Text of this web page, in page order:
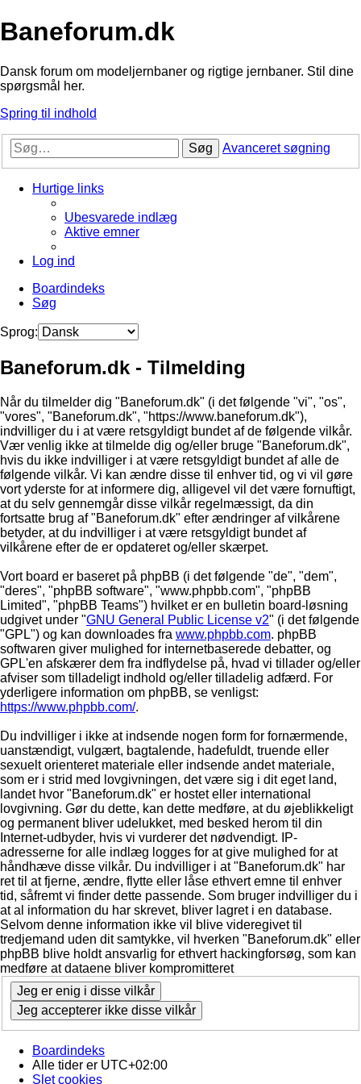
Baneforum.dk
Dansk forum om modeljernbaner og rigtige jernbaner. Stil dine
spørgsmål her.
Spring til indhold
Søg Avanceret søgning
Hurtige links
Ubesvarede indlæg
Aktive emner
Log ind
Boardindeks
Søg
Sprog:
Baneforum.dk - Tilmelding
Når du tilmelder dig "Baneforum.dk" (i det følgende "vi", "os",
"vores", "Baneforum.dk", "https://www.baneforum.dk"),
indvilliger du i at være retsgyldigt bundet af de følgende vilkår.
Vær venlig ikke at tilmelde dig og/eller bruge "Baneforum.dk",
hvis du ikke indvilliger i at være retsgyldigt bundet af alle de
følgende vilkår. Vi kan ændre disse til enhver tid, og vi vil gøre
vort yderste for at informere dig, alligevel vil det være fornuftigt,
at du selv gennemgår disse vilkår regelmæssigt, da din
fortsatte brug af "Baneforum.dk" efter ændringer af vilkårene
betyder, at du indvilliger i at være retsgyldigt bundet af
vilkårene efter de er opdateret og/eller skærpet.
Vort board er baseret på phpBB (i det følgende "de", "dem",
"deres", "phpBB software", "www.phpbb.com", "phpBB
Limited", "phpBB Teams") hvilket er en bulletin board-løsning
udgivet under "GNU General Public License v2" (i det følgende
"GPL") og kan downloades fra www.phpbb.com. phpBB
softwaren giver mulighed for internetbaserede debatter, og
GPL'en afskærer dem fra indflydelse på, hvad vi tillader og/eller
afviser som tilladeligt indhold og/eller tilladelig adfærd. For
yderligere information om phpBB, se venligst:
https://www.phpbb.com/.
Du indvilliger i ikke at indsende nogen form for fornærmende,
uanstændigt, vulgært, bagtalende, hadefuldt, truende eller
sexuelt orienteret materiale eller indsende andet materiale,
som er i strid med lovgivningen, det være sig i dit eget land,
landet hvor "Baneforum.dk" er hostet eller international
lovgivning. Gør du dette, kan dette medføre, at du øjeblikkeligt
og permanent bliver udelukket, med besked herom til din
Internet-udbyder, hvis vi vurderer det nødvendigt. IP-
adresserne for alle indlæg logges for at give mulighed for at
håndhæve disse vilkår. Du indvilliger i at "Baneforum.dk" har
ret til at fjerne, ændre, flytte eller låse ethvert emne til enhver
tid, såfremt vi finder dette passende. Som bruger indvilliger du i
at al information du har skrevet, bliver lagret i en database.
Selvom denne information ikke vil blive videregivet til
tredjemand uden dit samtykke, vil hverken "Baneforum.dk" eller
phpBB blive holdt ansvarlig for ethvert hackingforsøg, som kan
medføre at dataene bliver kompromitteret
Boardindeks
Alle tider er UTC+02:00
Slet cookies